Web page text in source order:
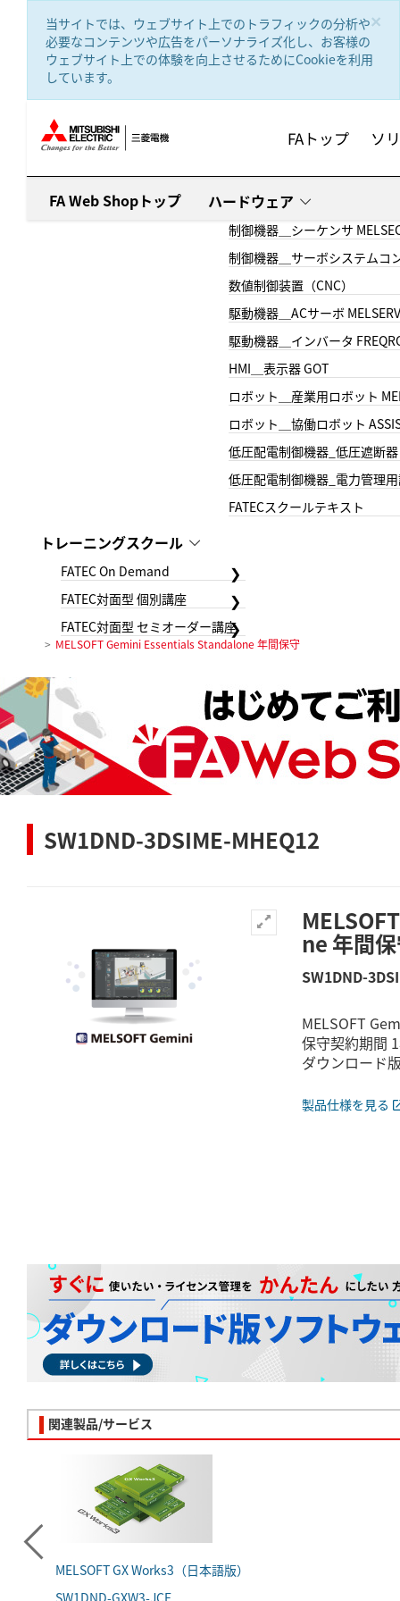
×
当サイトでは、ウェブサイト上でのトラフィックの分析や
必要なコンテンツや広告をパーソナライズ化し、お客様の
ウェブサイト上での体験を向上させるためにCookieを利用
しています。
FAトップ ソ
FA Web Shopトップ ハードウェア
制御機器＿シーケンサ
制御機器＿サーボシステムコ
数値制御装置（CNC）
駆動機器＿ACサーボ
駆動機器＿インバータ
HMI＿表示器 GOT
ロボット＿産業用ロボット
ロボット＿協働ロボット
低圧配電制御機器_低圧遮断器
低圧配電制御機器_電力管理
FATECスクールテキスト
トレーニングスクール
FATEC On Demand
FATEC対面型 個別講座
FATEC対面型 セミオーダー講座
MELSOFT Gemini Essentials Standalone 年間保守
SW1DND-3DSIME-MHEQ12
ne 年間
SW1DND-
MELSOFT
保守契約期間
ダウンロード
製品仕様を見る
関連製品/サービス
MELSOFT GX Works3（日本語版）